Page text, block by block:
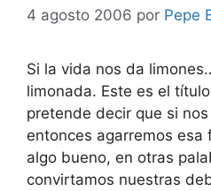
4 agosto 2006 por Pepe
Si la vida nos da
limonada. Este es el
pretende decir que si
entonces agarremos esa
algo bueno, en otras
convirtamos nuestras